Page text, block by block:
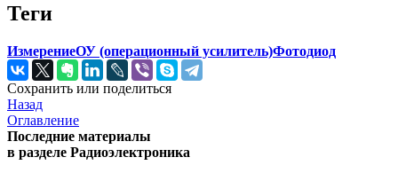
Теги
ИзмерениеОУ (операционный усилитель)Фотодиод
Сохранить или поделиться
Назад
Оглавление
Последние материалы
в разделе Радиоэлектроника